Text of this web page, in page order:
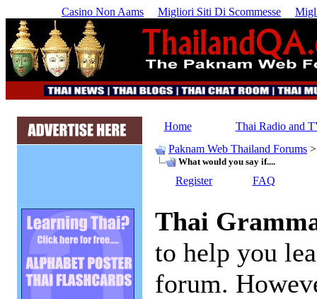
Casino Non Aams Migliori Siti Di Scommesse
Home
Thai Radio and
Paknam Web Thailand Forums
What would you say if....
Register FAQ
Thai
to help you
forum.